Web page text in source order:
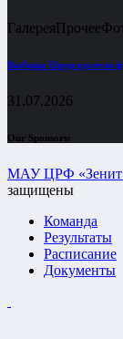
ГалереяПрочее
Выборы Председателя
31.07.2026
Our Sponsors:
МАУ ЦРФ
защищены
Команда
Результаты
Расписание
Документы